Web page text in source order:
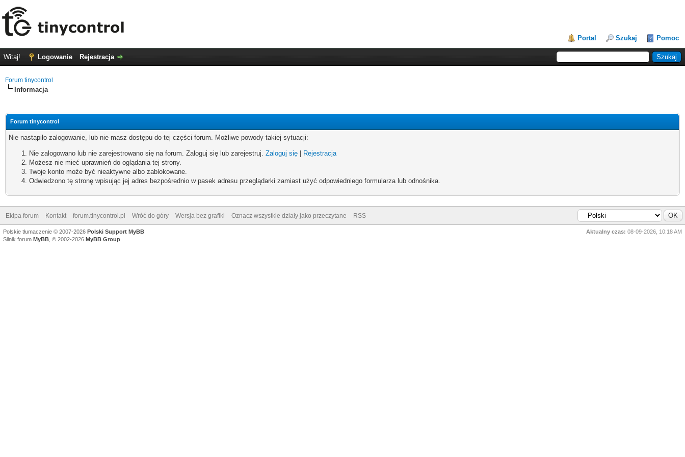
Portal Szukaj Pomoc
Witaj! Logowanie Rejestracja
Forum tinycontrol
Informacja
Forum tinycontrol
Nie nastąpiło zalogowanie, lub nie masz dostępu do tej części forum. Możliwe powody takiej sytuacji:
Nie zalogowano lub nie zarejestrowano się na forum. Zaloguj się lub zarejestruj. Zaloguj się
Rejestracja
Możesz nie mieć uprawnień do oglądania tej strony.
Twoje konto może być nieaktywne albo zablokowane.
Odwiedzono tę stronę wpisując jej adres bezpośrednio w pasek adresu przeglądarki zamiast użyć odpowiedniego formularza lub odnośnika.
Ekipa forum Kontakt forum.tinycontrol.pl Wróć do góry Wersja bez grafiki Oznacz wszystkie działy jako przeczytane RSS
Aktualny czas: 08-09-2026, 10:18 AM
Polskie tłumaczenie © 2007-2026 Polski Support MyBB
Silnik forum MyBB , © 2002-2026 MyBB Group